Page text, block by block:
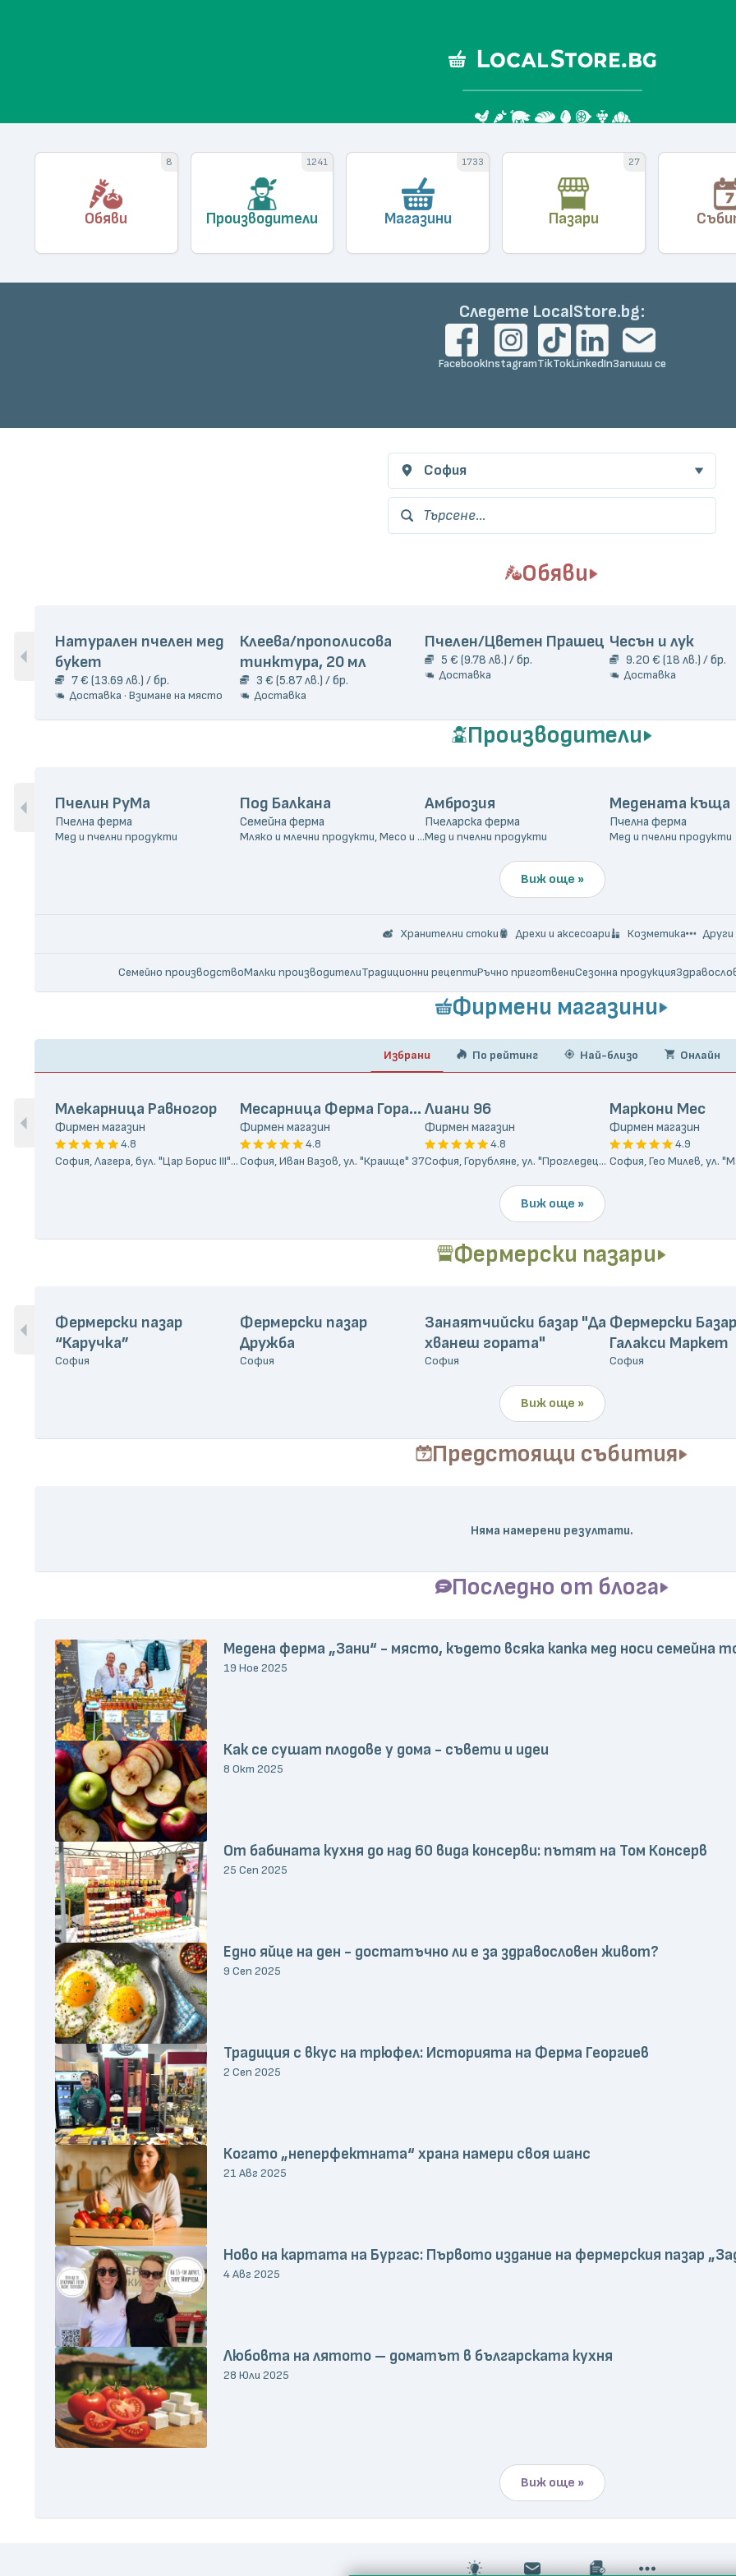
Открий местните
Научи повече
Обяви
8
Производители
1241
Магазини
1733
Пазари
27
Следете LocalStore.bg:
FacebookInstagramTikTokLinkedInЗапиши се
София
Търсене...
Обяви
Натурален пчелен мед
букет
7 € (13.69 лв.) / бр.
Доставка · Взимане на място
Клеева/прополисова
тинктура, 20 мл
3 € (5.87 лв.) / бр.
Доставка
Пчелен/Цветен Прашец
5 € (9.78 лв.) / бр.
Доставка
Чесън и лук
9.20 € (18 лв.) / бр.
Доставка
Производители
Пчелин РуМа
Пчелна ферма
Мед и пчелни продукти
Под Балкана
Семейна ферма
Мляко и млечни продукти, Месо и месни продукти
Амброзия
Пчеларска ферма
Мед и пчелни продукти
Медената къща
Пчелна ферма
Мед и пчелни продукти
Виж още »
Хранителни стоки Дрехи и аксесоари Козметика Други
Семейно производствоМалки производителиТрадиционни рецептиРъчно приготвениСезонна продукция
Без оцветителиБез хормони Без лактозаПродукти с кауза
Фирмени магазини
Избрани По рейтинг Най-близо Онлайн
Млекарница Равногор
Фирмен магазин
4.8
София, Лагера, бул. "Цар Борис III" 22
Месарница Ферма Гората
Фирмен магазин
4.8
София, Иван Вазов, ул. "Краище" 37
Лиани 96
Фирмен магазин
4.8
София, Горубляне, ул. "Прогледец" 17
Маркони Мес
Фирмен магазин
4.9
Виж още »
Фермерски пазари
Фермерски пазар
“Каручка”
София
Фермерски пазар
Дружба
София
Занаятчийски базар "Да
хванеш гората"
София
Фермерски Базар
Галакси Маркет
София
Виж още »
Предстоящи събития
Няма намерени резултати.
Последно от блога
Медена ферма „Зани“ - място, където всяка капка мед носи семейна
19 Ное 2025
Как се сушат плодове у дома - съвети и идеи
8 Окт 2025
От бабината кухня до над 60 вида консерви: пътят на Том Консерв
25 Сеп 2025
Едно яйце на ден - достатъчно ли е за здравословен живот?
9 Сеп 2025
Традиция с вкус на трюфел: Историята на Ферма Георгиев
2 Сеп 2025
Когато „неперфектната“ храна намери своя шанс
21 Авг 2025
Ново на картата на Бургас: Първото издание на фермерския пазар
4 Авг 2025
Любовта на лятото – доматът в българската кухня
28 Юли 2025
Виж още »